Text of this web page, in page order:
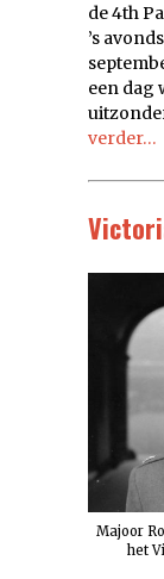
de 4th
’s
een dag
verder…
Majoor
het